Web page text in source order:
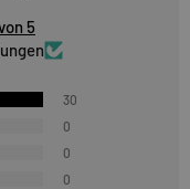
5
30
0
0
0